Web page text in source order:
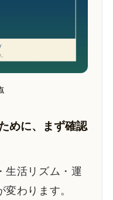
めに、まず確認
生活リズム・運
わります。